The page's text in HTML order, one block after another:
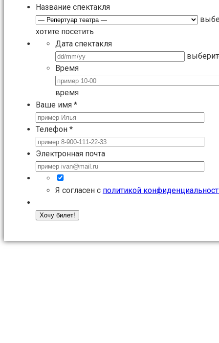
Название спектакля
хотите посетить
Дата спектакля
Время
время
Ваше имя *
Телефон *
Электронная почта
Я согласен с политикой